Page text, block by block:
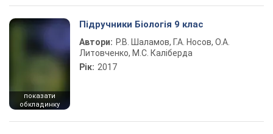
показати
обкладинку
Підручники Біологія 9 клас
Автори: Р.В. Шаламов, Г.А. Носов, О.А.
Литовченко, М.С. Каліберда
Рік: 2017